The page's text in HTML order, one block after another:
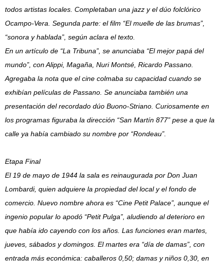
todos artistas locales. Completaban una jazz y el dúo folclórico
Ocampo-Vera. Segunda parte: el film “El muelle de las brumas”,
“sonora y hablada”, según aclara el texto.
En un artículo de “La Tribuna”, se anunciaba “El mejor papá del
mundo”, con Alippi, Magaña, Nuri Montsé, Ricardo Passano.
Agregaba la nota que el cine colmaba su capacidad cuando se
exhibían películas de Passano. Se anunciaba también una
presentación del recordado dúo Buono-Striano. Curiosamente en
los programas figuraba la dirección “San Martín 877” pese a que la
calle ya había cambiado su nombre por “Rondeau”.
Etapa Final
El 19 de mayo de 1944 la sala es reinaugurada por Don Juan
Lombardi, quien adquiere la propiedad del local y el fondo de
comercio. Nuevo nombre ahora es “Cine Petit Palace”, aunque el
ingenio popular lo apodó “Petit Pulga”, aludiendo al deterioro en
que había ido cayendo con los años. Las funciones eran martes,
jueves, sábados y domingos. El martes era “día de damas”, con
entrada más económica: caballeros 0,50; damas y niños 0,30, en